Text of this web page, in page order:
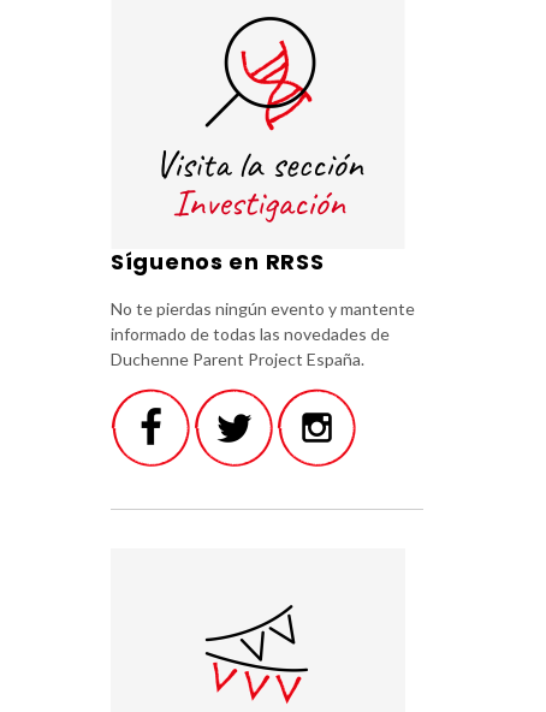
Síguenos en RRSS
No te pierdas ningún evento y mantente
informado de todas las novedades de
Duchenne Parent Project España.